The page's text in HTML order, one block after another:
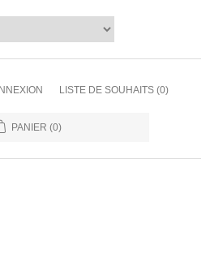
LISTE DE SOUHAITS (0)
PANIER (0)